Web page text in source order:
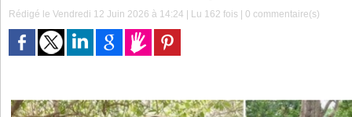
Rédigé le Vendredi 12 Juin 2026 à 14:24 | Lu 162 fois |0 commentaire(s)